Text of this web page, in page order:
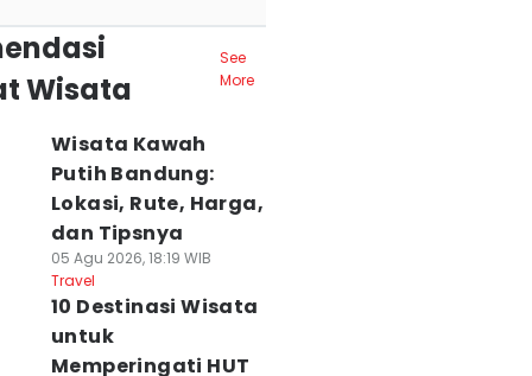
Wisata
See
More
Wisata Kawah
Putih Bandung:
Lokasi, Rute, Harga,
dan Tipsnya
05 Agu 2026, 18:19 WIB
Travel
10 Destinasi Wisata
untuk
Memperingati HUT